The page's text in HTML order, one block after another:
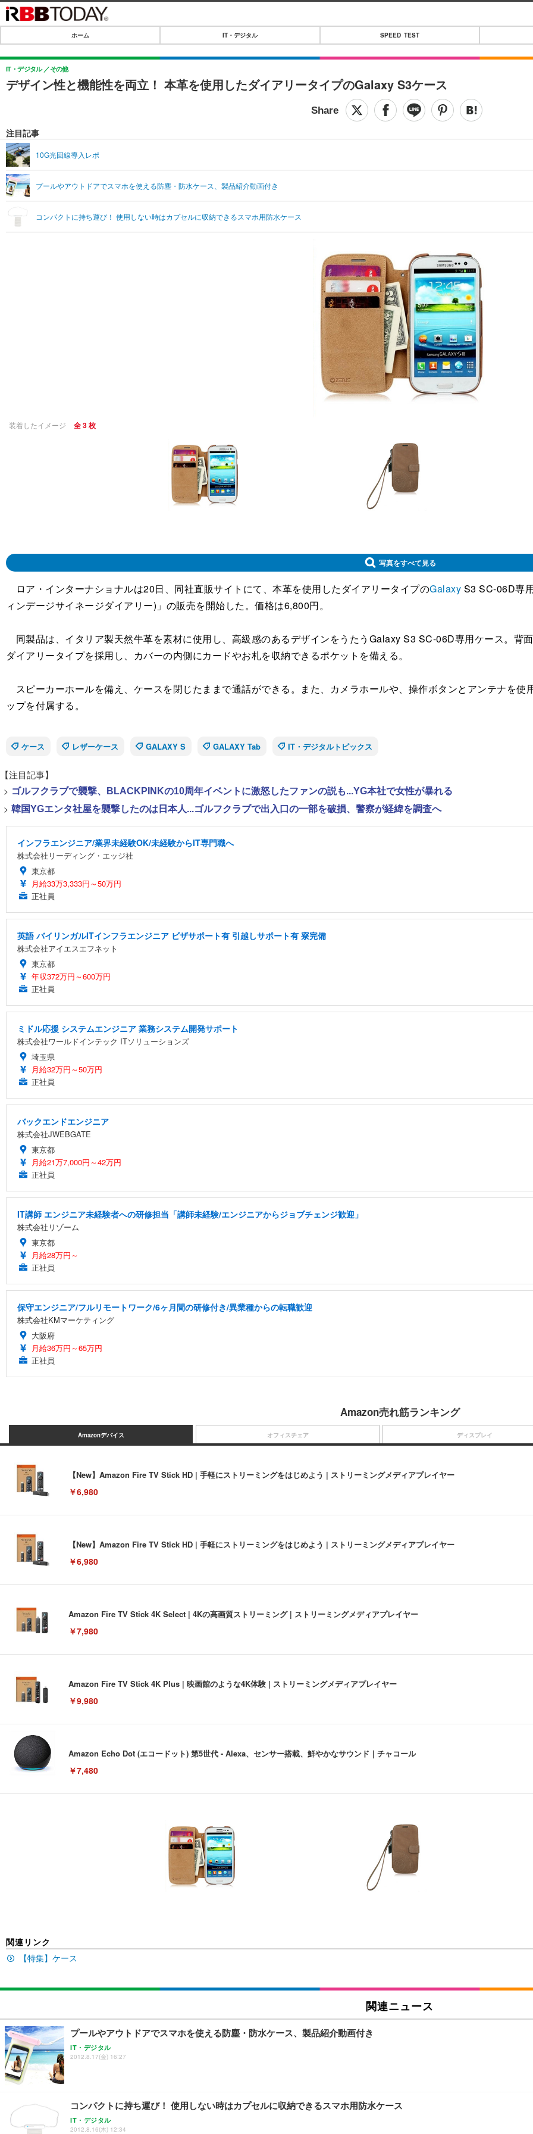
IT・デジタル
IT・デジタルTOP
SPEED TEST
音楽
ライフ
ペット
その他
リリース一覧
プッシュ通知の停止方法
ホーム IT・デジタル SPEED TEST
デザイン性と機能性を両立！ 本革を使用したダイアリータイプのGalaxy S3ケース
IT・デジタル その他
注目記事
10G光回線導入レポ
プールやアウトドアでスマホを使える防塵・防水ケース、製品紹介動画付き
コンパクトに持ち運び！ 使用しない時はカプセルに収納できるスマホ用防水ケース
装着したイメージ 全 3 枚
写真をすべて見る
ロア・インターナショナルは20日、同社直販サイトにて、本革を使用したダイアリータイプのGalaxy S3 SC-06D専
ィンデージサイネージダイアリー)」の販売を開始した。価格は6,800円。
同製品は、イタリア製天然牛革を素材に使用し、高級感のあるデザインをうたうGalaxy S3 SC-06D専用ケース。背
ダイアリータイプを採用し、カバーの内側にカードやお札を収納できるポケットを備える。
スピーカーホールを備え、ケースを閉じたままで通話ができる。また、カメラホールや、操作ボタンとアンテナを
ップを付属する。
ケース
レザーケース GALAXY S GALAXY Tab IT・デジタルトピックス
【注目記事】
> ゴルフクラブで襲撃、BLACKPINKの10周年イベントに激怒したファンの説も...YG本社で女性が暴れる
> 韓国YGエンタ社屋を襲撃したのは日本人...ゴルフクラブで出入口の一部を破損、警察が経緯を調査へ
インフラエンジニア/業界未経験OK/未経験からIT専門職へ
株式会社リーディング・エッジ社
東京都
月給33万3,333円～50万円
正社員
英語 バイリンガルITインフラエンジニア ビザサポート有 引越しサポート有 寮完備
株式会社アイエスエフネット
東京都
年収372万円～600万円
正社員
ミドル応援 システムエンジニア 業務システム開発サポート
株式会社ワールドインテック ITソリューションズ
埼玉県
月給32万円～50万円
正社員
バックエンドエンジニア
株式会社JWEBGATE
東京都
月給21万7,000円～42万円
正社員
IT講師 エンジニア未経験者への研修担当「講師未経験/エンジニアからジョブチェンジ歓迎」
株式会社リゾーム
東京都
月給28万円～
正社員
保守エンジニア/フルリモートワーク/6ヶ月間の研修付き/異業種からの転職歓迎
株式会社KMマーケティング
大阪府
月給36万円～65万円
正社員
Amazon売れ筋ランキング
Amazonデバイス
【New】Amazon Fire TV Stick HD | 手軽にストリーミングをはじめよう | ストリーミングメディアプレイヤー
￥6,980
【New】Amazon Fire TV Stick HD | 手軽にストリーミングをはじめよう | ストリーミングメディアプレイヤー
￥6,980
Amazon Fire TV Stick 4K Select | 4Kの高画質ストリーミング | ストリーミングメディアプレイヤー
￥7,980
Amazon Fire TV Stick 4K Plus | 映画館のような4K体験 | ストリーミングメディアプレイヤー
￥9,980
Amazon Echo Dot (エコードット) 第5世代 - Alexa、センサー搭載、鮮やかなサウンド｜チャコール
￥7,480
オフィスチェア
[EdoErgo] オフィスチェア 椅子 テレワーク 疲れない 跳ね上げ式アームレスト コンパクト 約105度ロッキング pc 事務椅子 360度回
Sezlife オフィスチェア デスクチェア 疲れない テレワーク チェア 強化バックレスト 30度ロッキング機能 人間工学 椅子 腰サポート
ション PCチェア 通気性メッシュ ゲーミング/勉強/事務用 おしゃれ パソコンチェア (ホワイト)
ANDWINT オフィスチェア デスクチェア 肘なし メッシュ 通気性 ランバーサポート付き 腰サポート ガス圧無段階昇降 360度回転
勤務 ブラック
ディスプレイ
EIZO ビジネス向けプレミアムモニター | FlexScan EV3240X-WT | 31.5型4K UHD・USB Type-C・ホワイト
￥49,979
【整備済み品】Dell E2724HS 27インチ 液晶モニター フルHD（1920×1080）VA 非光沢 HDMI/DisplayPort/VGA スピーカー内蔵 高
￥15,800
【MiniLED/24.5inch/280Hz/FHD】GRAPHT THE SHOOTER Gaming Monitor 24” Essential ゲーミングモニター QD 24.5インチ
Amazonベーシック ペットシーツ 薄型 レギュラー 1回使い捨て 無香料 ホワイト 300枚
￥1,800
Smart Basic(スマートベーシック) 【Amazon.co.jp限定】 Smart Basic アイリスオーヤマ ペットシーツ 超厚型 お徳用 ワイド 100枚
￥3,670
アイリスオーヤマ ペットシーツ 超厚型 お徳用 レギュラー 200枚入【Amazon.co.jp限定】
関連リンク
【特集】ケース
関連ニュース
プールやアウトドアでスマホを使える防塵・防水ケース、製品紹介動画付き
IT・デジタル
2012.8.17(金) 16:27
コンパクトに持ち運び！ 使用しない時はカプセルに収納できるスマホ用防水ケース
IT・デジタル
2012.8.16(木) 12:34